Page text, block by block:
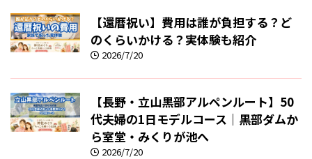
【還暦祝い】費用は誰が負担する？ど
のくらいかける？実体験も紹介
2026/7/20
【長野・立山黒部アルペンルート】50
代夫婦の1日モデルコース｜黒部ダムか
ら室堂・みくりが池へ
2026/7/20